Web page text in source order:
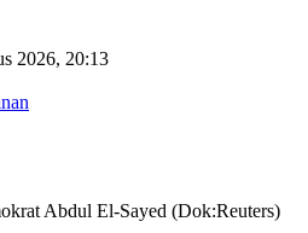
2026, 20:13